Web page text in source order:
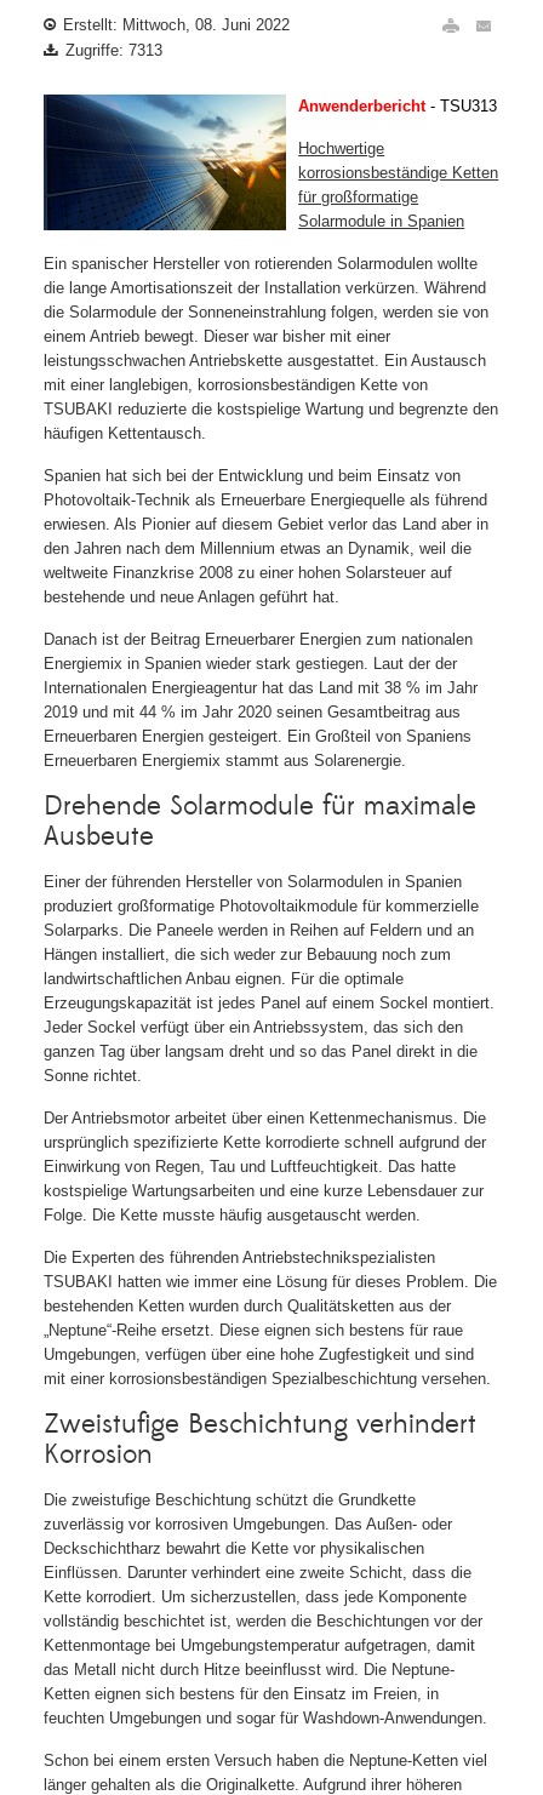
Erstellt: Mittwoch, 08. Juni 2022
Zugriffe: 7313
Anwenderbericht- TSU313
Hochwertige
korrosionsbeständige Ketten
für großformatige
Solarmodule in Spanien
Ein spanischer Hersteller von rotierenden Solarmodulen wollte
die lange Amortisationszeit der Installation verkürzen. Während
die Solarmodule der Sonneneinstrahlung folgen, werden sie von
einem Antrieb bewegt. Dieser war bisher mit einer
leistungsschwachen Antriebskette ausgestattet. Ein Austausch
mit einer langlebigen, korrosionsbeständigen Kette von
TSUBAKI reduzierte die kostspielige Wartung und begrenzte den
häufigen Kettentausch.
Spanien hat sich bei der Entwicklung und beim Einsatz von
Photovoltaik-Technik als Erneuerbare Energiequelle als führend
erwiesen. Als Pionier auf diesem Gebiet verlor das Land aber in
den Jahren nach dem Millennium etwas an Dynamik, weil die
weltweite Finanzkrise 2008 zu einer hohen Solarsteuer auf
bestehende und neue Anlagen geführt hat.
Danach ist der Beitrag Erneuerbarer Energien zum nationalen
Energiemix in Spanien wieder stark gestiegen. Laut der der
Internationalen Energieagentur hat das Land mit 38 % im Jahr
2019 und mit 44 % im Jahr 2020 seinen Gesamtbeitrag aus
Erneuerbaren Energien gesteigert. Ein Großteil von Spaniens
Erneuerbaren Energiemix stammt aus Solarenergie.
Drehende Solarmodule für maximale
Ausbeute
Einer der führenden Hersteller von Solarmodulen in Spanien
produziert großformatige Photovoltaikmodule für kommerzielle
Solarparks. Die Paneele werden in Reihen auf Feldern und an
Hängen installiert, die sich weder zur Bebauung noch zum
landwirtschaftlichen Anbau eignen. Für die optimale
Erzeugungskapazität ist jedes Panel auf einem Sockel montiert.
Jeder Sockel verfügt über ein Antriebssystem, das sich den
ganzen Tag über langsam dreht und so das Panel direkt in die
Sonne richtet.
Der Antriebsmotor arbeitet über einen Kettenmechanismus. Die
ursprünglich spezifizierte Kette korrodierte schnell aufgrund der
Einwirkung von Regen, Tau und Luftfeuchtigkeit. Das hatte
kostspielige Wartungsarbeiten und eine kurze Lebensdauer zur
Folge. Die Kette musste häufig ausgetauscht werden.
Die Experten des führenden Antriebstechnikspezialisten
TSUBAKI hatten wie immer eine Lösung für dieses Problem. Die
bestehenden Ketten wurden durch Qualitätsketten aus der
„Neptune“-Reihe ersetzt. Diese eignen sich bestens für raue
Umgebungen, verfügen über eine hohe Zugfestigkeit und sind
mit einer korrosionsbeständigen Spezialbeschichtung versehen.
Zweistufige Beschichtung verhindert
Korrosion
Die zweistufige Beschichtung schützt die Grundkette
zuverlässig vor korrosiven Umgebungen. Das Außen- oder
Deckschichtharz bewahrt die Kette vor physikalischen
Einflüssen. Darunter verhindert eine zweite Schicht, dass die
Kette korrodiert. Um sicherzustellen, dass jede Komponente
vollständig beschichtet ist, werden die Beschichtungen vor der
Kettenmontage bei Umgebungstemperatur aufgetragen, damit
das Metall nicht durch Hitze beeinflusst wird. Die Neptune-
Ketten eignen sich bestens für den Einsatz im Freien, in
feuchten Umgebungen und sogar für Washdown-Anwendungen.
Schon bei einem ersten Versuch haben die Neptune-Ketten viel
länger gehalten als die Originalkette. Aufgrund ihrer höheren